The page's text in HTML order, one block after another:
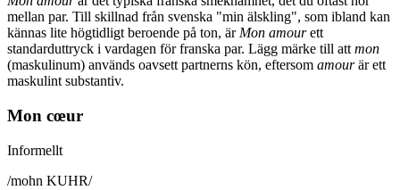
mellan par. Till skillnad från svenska "min älskling", som ibland kan
kännas lite högtidligt beroende på ton, är Mon amourett
standarduttryck i vardagen för franska par. Lägg märke till att mon
(maskulinum) används oavsett partnerns kön, eftersom amourär ett
maskulint substantiv.
Mon cœur
Informellt
/mohn KUHR/